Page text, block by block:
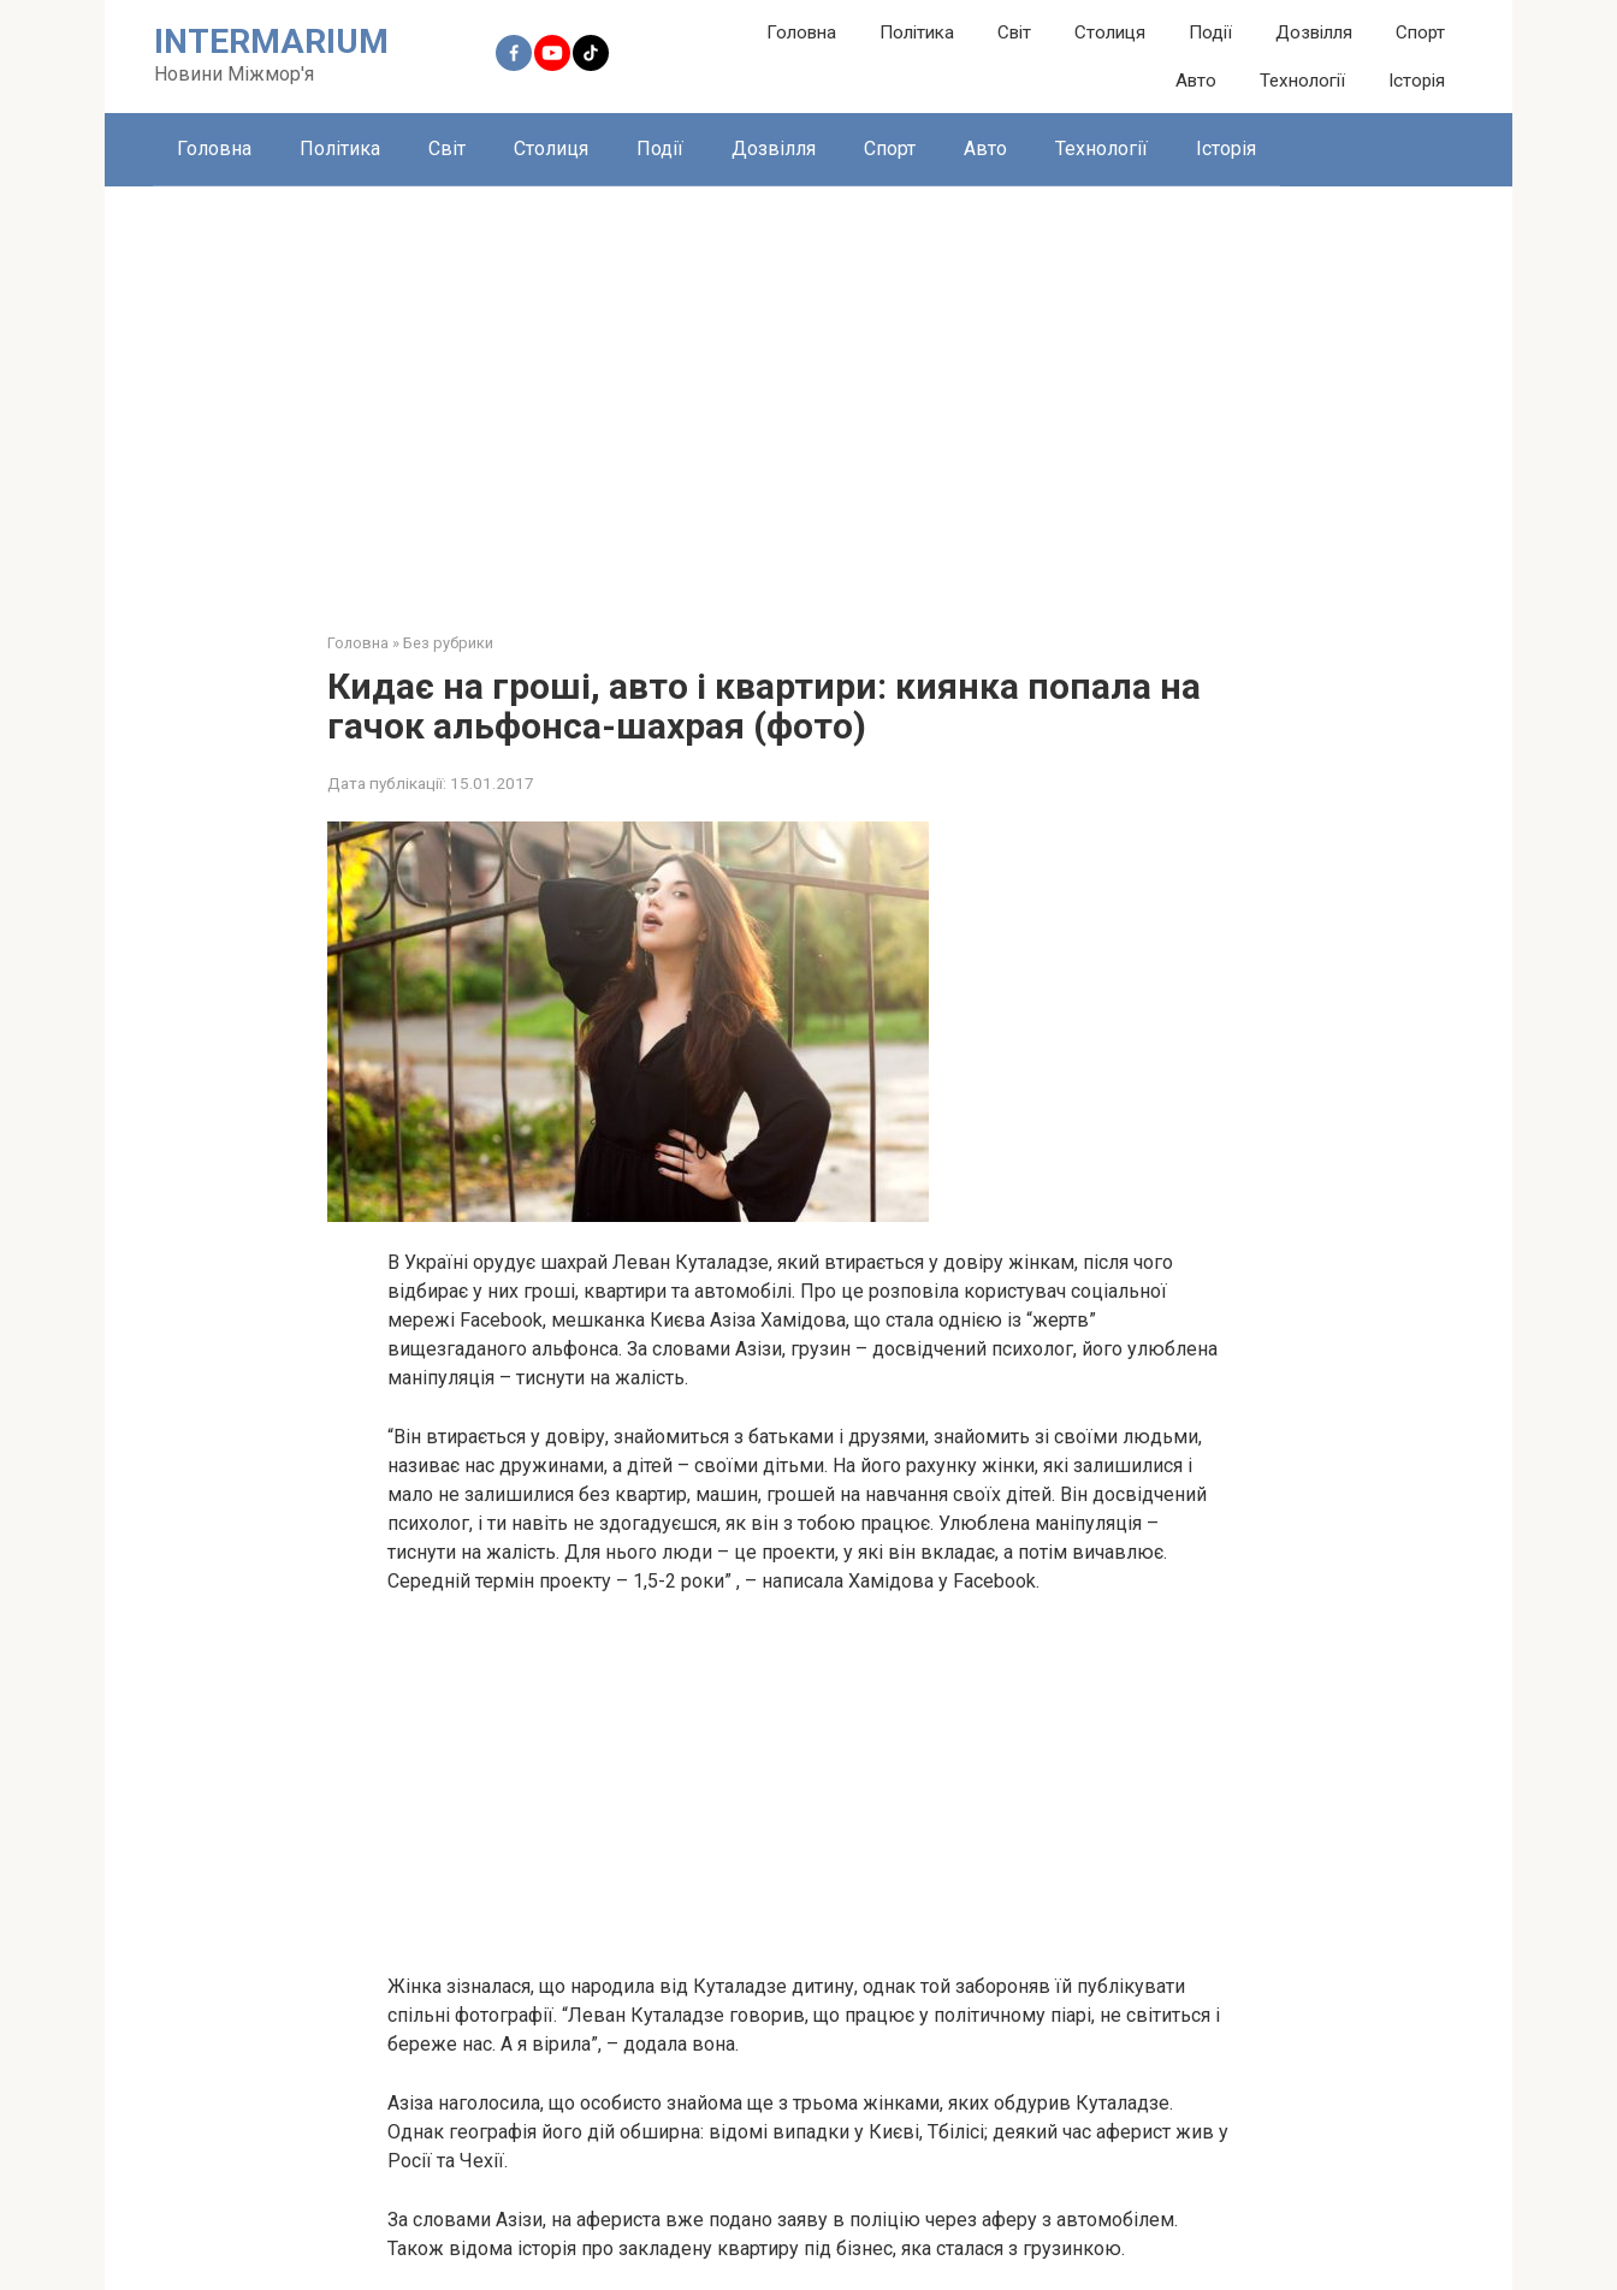
INTERMARIUM
Новини Міжмор'я
Головна Політика Світ Столиця Події Дозвілля Спорт
Авто Технології Історія
Головна Політика Світ Столиця Події Дозвілля Спорт Авто Технології Історія
Головна » Без рубрики
Кидає на гроші, авто і квартири: киянка попала на
гачок альфонса-шахрая (фото)
Дата публікації: 15.01.2017
В Україні орудує шахрай Леван Куталадзе, який втирається у довіру жінкам, після чого
відбирає у них гроші, квартири та автомобілі. Про це розповіла користувач соціальної
мережі Facebook, мешканка Києва Азіза Хамідова, що стала однією із “жертв”
вищезгаданого альфонса. За словами Азізи, грузин – досвідчений психолог, його улюблена
маніпуляція – тиснути на жалість.
“Він втирається у довіру, знайомиться з батьками і друзями, знайомить зі своїми людьми,
називає нас дружинами, а дітей – своїми дітьми. На його рахунку жінки, які залишилися і
мало не залишилися без квартир, машин, грошей на навчання своїх дітей. Він досвідчений
психолог, і ти навіть не здогадуєшся, як він з тобою працює. Улюблена маніпуляція –
тиснути на жалість. Для нього люди – це проекти, у які він вкладає, а потім вичавлює.
Середній термін проекту – 1,5-2 роки” , – написала Хамідова у Facebook.
Жінка зізналася, що народила від Куталадзе дитину, однак той забороняв їй публікувати
спільні фотографії. “Леван Куталадзе говорив, що працює у політичному піарі, не світиться і
береже нас. А я вірила”, – додала вона.
Азіза наголосила, що особисто знайома ще з трьома жінками, яких обдурив Куталадзе.
Однак географія його дій обширна: відомі випадки у Києві, Тбілісі; деякий час аферист жив у
Росії та Чехії.
За словами Азізи, на афериста вже подано заяву в поліцію через аферу з автомобілем.
Також відома історія про закладену квартиру під бізнес, яка сталася з грузинкою.